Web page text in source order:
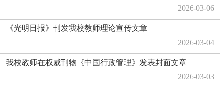
2026-03-06
《光明日报》刊发我校教师理论宣传文章
2026-03-04
我校教师在权威刊物《中国行政管理》发表封面文章
2026-03-03